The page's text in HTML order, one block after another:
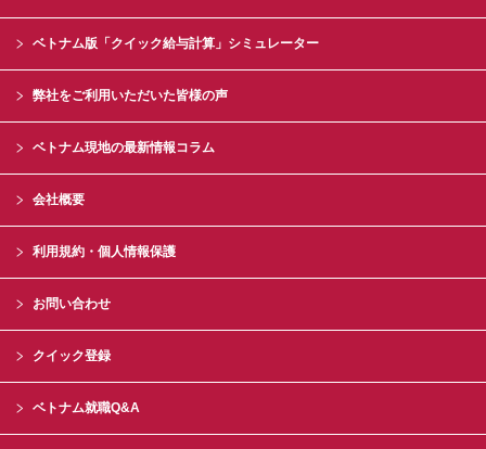
ベトナム版「クイック給与計算」シミュレーター
弊社をご利用いただいた皆様の声
ベトナム現地の最新情報コラム
会社概要
利用規約・個人情報保護
お問い合わせ
クイック登録
ベトナム就職Q&A